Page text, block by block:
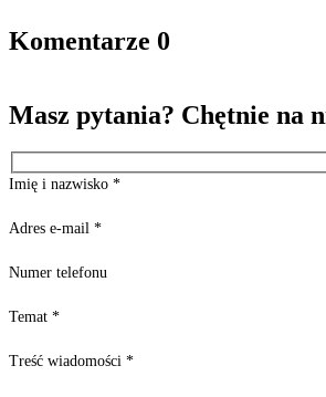
Komentarze 0
Masz pytania? Chętnie na
Imię i nazwisko *
Adres e-mail *
Numer telefonu
Temat *
Treść wiadomości *